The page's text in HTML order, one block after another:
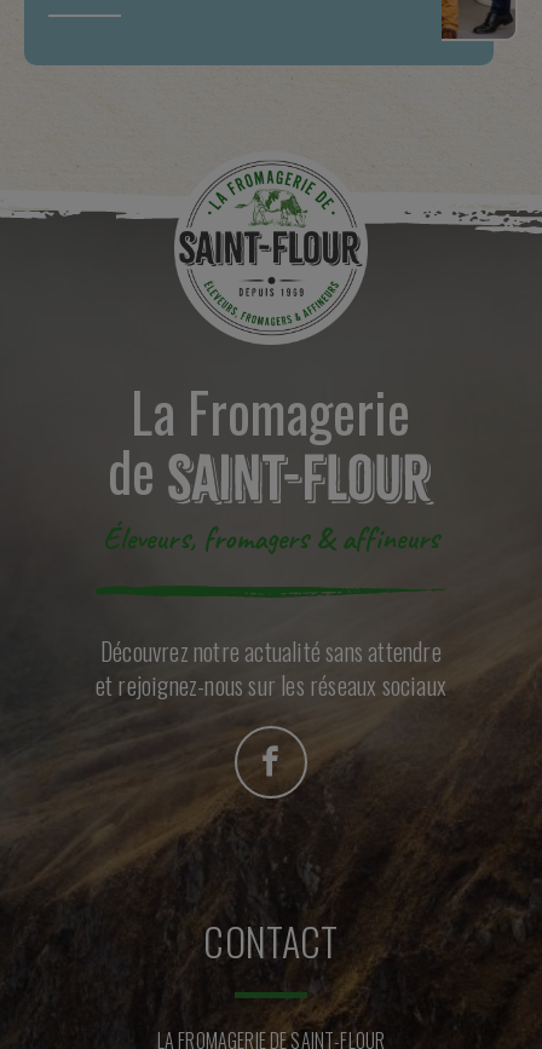
La Fromagerie
de
Éleveurs, fromagers & affineurs
Découvrez notre actualité sans attendre
et rejoignez-nous sur les réseaux sociaux
CONTACT
LA FROMAGERIE DE SAINT-FLOUR